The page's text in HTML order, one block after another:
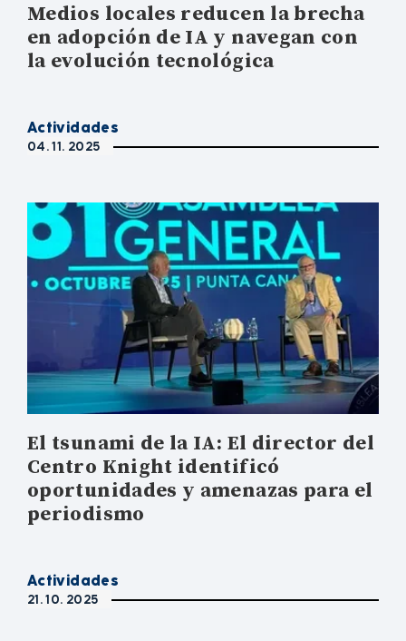
Medios locales reducen la brecha
en adopción de IA y navegan con
la evolución tecnológica
Actividades
04. 11. 2025
El tsunami de la IA: El director del
Centro Knight identificó
oportunidades y amenazas para el
periodismo
Actividades
21. 10. 2025